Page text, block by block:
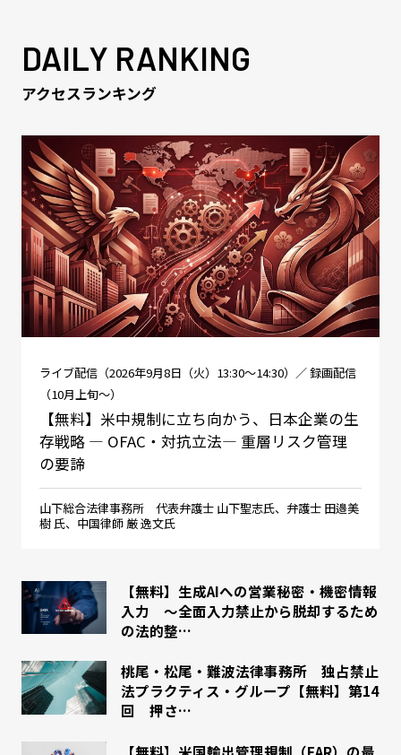
DAILY RANKING
アクセスランキング
ライブ配信（2026年9月8日（火）13:30～14:30）／ 録画配信
（10月上旬～）
【無料】米中規制に立ち向かう、日本企業の生
存戦略 ― OFAC・対抗立法― 重層リスク管理
の要諦
山下総合法律事務所 代表弁護士 山下聖志氏、弁護士 田邉美
樹 氏、中国律師 厳 逸文氏
【無料】生成AIへの営業秘密・機密情報
入力 ～全面入力禁止から脱却するため
の法的整…
桃尾・松尾・難波法律事務所 独占禁止
法プラクティス・グループ【無料】第14
回 押さ…